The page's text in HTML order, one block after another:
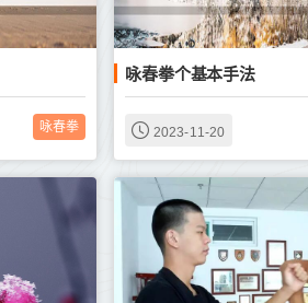
咏春拳
咏春拳个基本手法
2023-11-20